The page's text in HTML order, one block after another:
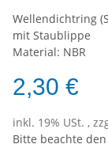
Wellendichtring
mit Staublippe
Material: NBR
2,30 €
inkl. 19% USt. ,
Bitte beachte